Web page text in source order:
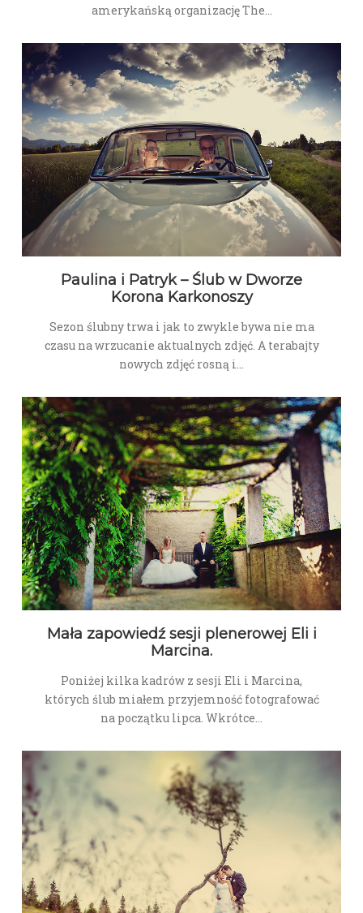
amerykańską organizację The…
Paulina i Patryk – Ślub w Dworze
Korona Karkonoszy
Sezon ślubny trwa i jak to zwykle bywa nie ma
czasu na wrzucanie aktualnych zdjęć. A terabajty
nowych zdjęć rosną i…
Mała zapowiedź sesji plenerowej Eli i
Marcina.
Poniżej kilka kadrów z sesji Eli i Marcina,
których ślub miałem przyjemność fotografować
na początku lipca. Wkrótce…